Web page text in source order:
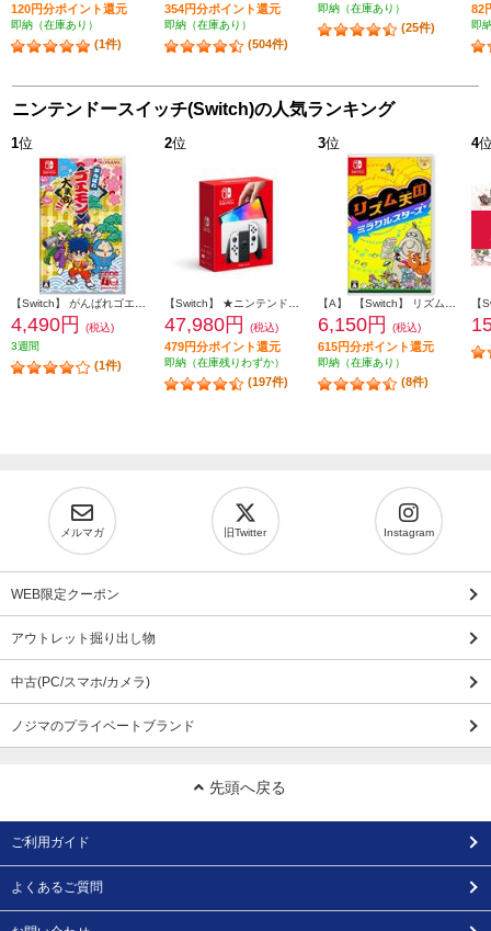
120円分ポイント還元
即納（在庫あり）
(1件)
354円分ポイント還元
即納（在庫あり）
(504件)
即納（在庫あり）
(25件)
82
即
ニンテンドースイッチ(Switch)の人気ランキング
1位
4,490円
(税込)
3週間
(1件)
2位
47,980円 (税込)
479円分ポイント還元
即納（在庫残りわずか）
(197件)
3位
6,150円 (税込)
615円分ポイント還元
即納（在庫あり）
(8件)
4
メルマガ 旧Twitter Instagram
WEB限定クーポン
アウトレット掘り出し物
中古(PC/スマホ/カメラ)
ノジマのプライベートブランド
先頭へ戻る
ご利用ガイド
よくあるご質問